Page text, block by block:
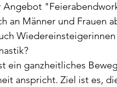
Angebot
an Männer und Frauen
ein ganzheitliches
anspricht. Ziel ist es,